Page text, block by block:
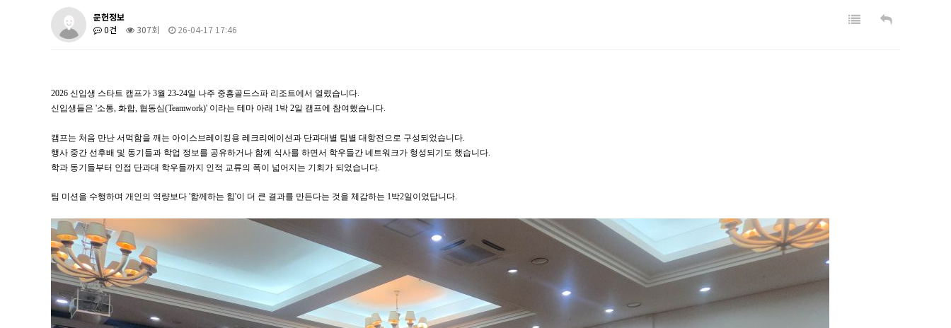
문헌정보
0건
307회 26-04-17 17:46
2026 신입생 스타트 캠프가 3월 23-24일 나주 중흥골드스파 리조트에서 열렸습니다.
신입생들은 '소통, 화합, 협동심(Teamwork)' 이라는 테마 아래 1박 2일 캠프에 참여했습니다.
캠프는 처음 만난 서먹함을 깨는 아이스브레이킹용 레크리에이션과 단과대별 팀별 대항전으로 구성되었습니다.
행사 중간 선후배 및 동기들과 학업 정보를 공유하거나 함께 식사를 하면서 학우들간 네트워크가 형성되기도 했습니다.
학과 동기들부터 인접 단과대 학우들까지 인적 교류의 폭이 넓어지는 기회가 되었습니다.
팀 미션을 수행하며 개인의 역량보다 '함께하는 힘'이 더 큰 결과를 만든다는 것을 체감하는 1박2일이었답니다.